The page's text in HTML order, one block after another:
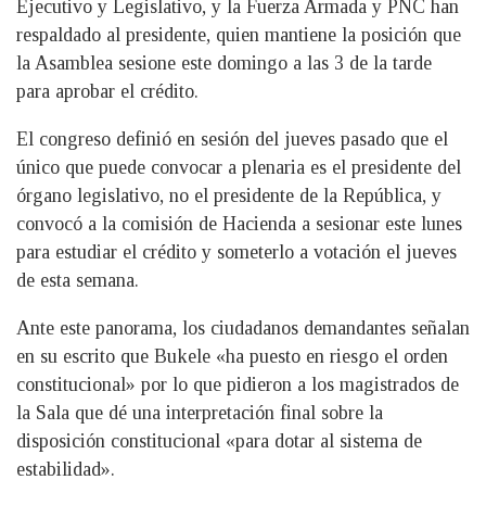
Ejecutivo y Legislativo, y la Fuerza Armada y PNC han
respaldado al presidente, quien mantiene la posición que
la Asamblea sesione este domingo a las 3 de la tarde
para aprobar el crédito.
El congreso definió en sesión del jueves pasado que el
único que puede convocar a plenaria es el presidente del
órgano legislativo, no el presidente de la República, y
convocó a la comisión de Hacienda a sesionar este lunes
para estudiar el crédito y someterlo a votación el jueves
de esta semana.
Ante este panorama, los ciudadanos demandantes señalan
en su escrito que Bukele «ha puesto en riesgo el orden
constitucional» por lo que pidieron a los magistrados de
la Sala que dé una interpretación final sobre la
disposición constitucional «para dotar al sistema de
estabilidad».